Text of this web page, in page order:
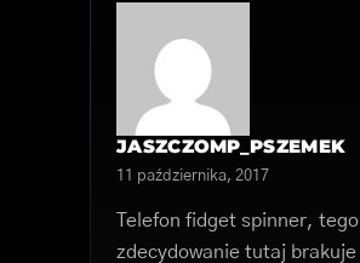
JASZCZOMP_PSZEMEK
11 października, 2017
Telefon fidget spinner, tego
zdecydowanie tutaj brakuje